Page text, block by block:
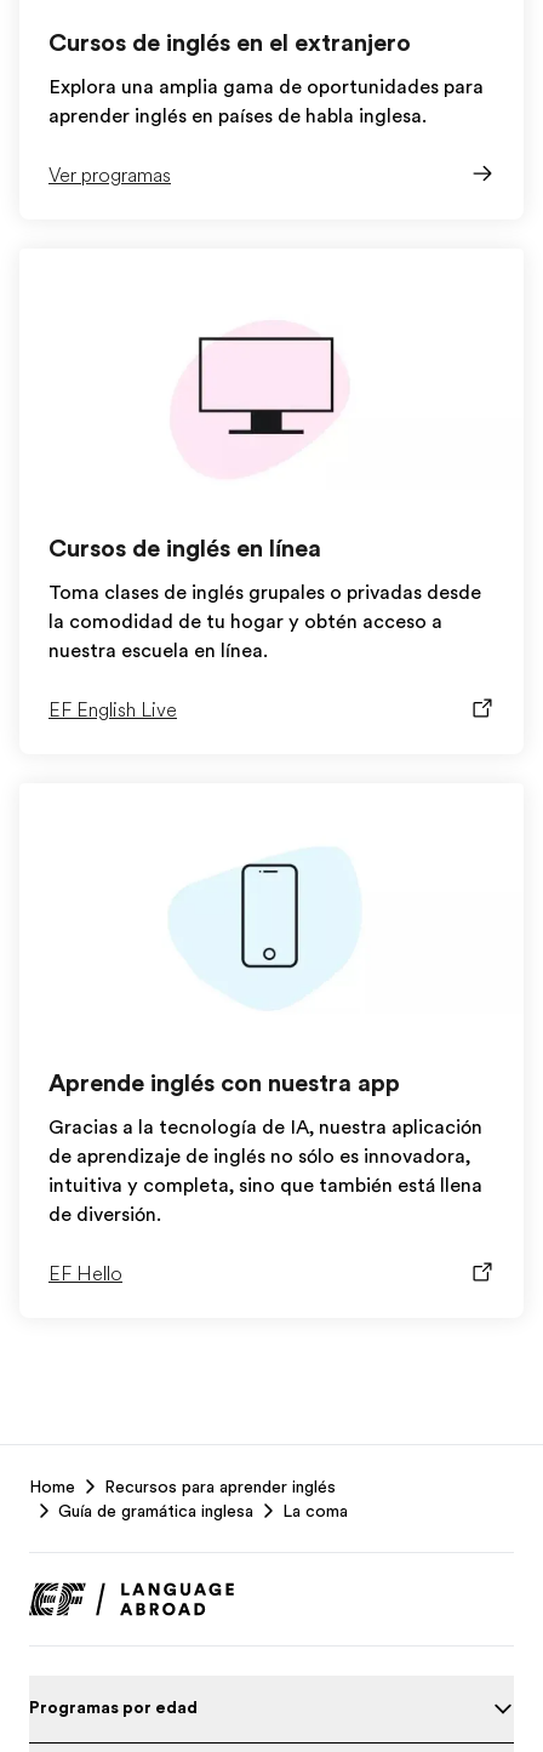
Cursos de inglés en el extranjero
Explora una amplia gama de oportunidades para
aprender inglés en países de habla inglesa.
Ver programas
Cursos de inglés en línea
Toma clases de inglés grupales o privadas desde
la comodidad de tu hogar y obtén acceso a
nuestra escuela en línea.
EF English Live
Aprende inglés con nuestra app
Gracias a la tecnología de IA, nuestra aplicación
de aprendizaje de inglés no sólo es innovadora,
intuitiva y completa, sino que también está llena
de diversión.
EF Hello
Footer
Home
Recursos para aprender inglés
Guía de gramática inglesa
La coma
Programas por edad